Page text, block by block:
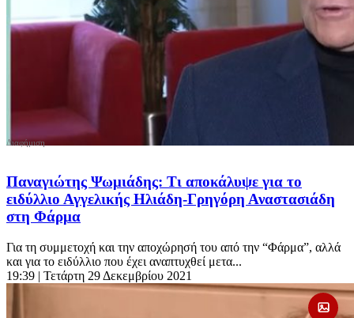
Παναγιώτης Ψωμιάδης: Τι αποκάλυψε για το
ειδύλλιο Αγγελικής Ηλιάδη-Γρηγόρη Αναστασιάδη
στη Φάρμα
Για τη συμμετοχή και την αποχώρησή του από την “Φάρμα”, αλλά
και για το ειδύλλιο που έχει αναπτυχθεί μετα...
19:39 | Τετάρτη 29 Δεκεμβρίου 2021